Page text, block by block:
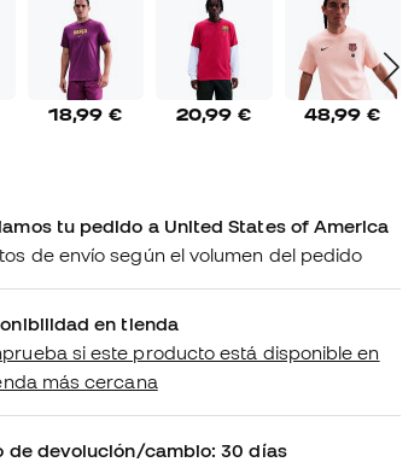
18,99 € 20,99 € 48,99 €
tu pedido a United States of America
de envío según el volumen del pedido
en tienda
si este producto está disponible en
más cercana
de devolución/cambio: 30 días